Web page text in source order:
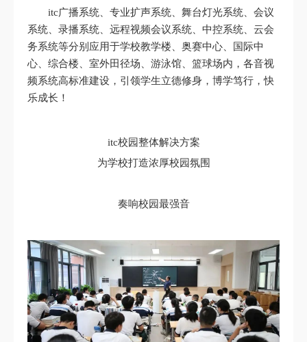
itc广播系统、专业扩声系统、舞台灯光系统、会议
系统、录播系统、远程视频会议系统、中控系统、云会
务系统等分别应用于学校教学楼、奥赛中心、国际中
心、综合楼、室外田径场、游泳馆、篮球场内，各音视
频系统高标准建设，引领学生立德修身，博学笃行，快
乐成长！
itc校园整体解决方案
为学校打造浓厚校园氛围
奏响校园最强音